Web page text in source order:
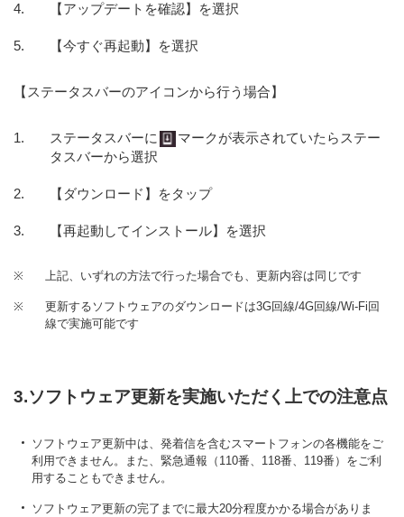
【アップデートを確認】を選択
【今すぐ再起動】を選択
【ステータスバーのアイコンから行う場合】
ステータスバーに
マークが表示されていたらステー
タスバーから選択
【ダウンロード】をタップ
【再起動してインストール】を選択
※ 上記、いずれの方法で行った場合でも、更新内容は同じです
※
更新するソフトウェアのダウンロードは3G回線/4G回線/Wi-Fi回
線で実施可能です
3.ソフトウェア更新を実施いただく上での注意点
ソフトウェア更新中は、発着信を含むスマートフォンの各機能をご
利用できません。また、緊急通報（110番、118番、119番）をご利
用することもできません。
ソフトウェア更新の完了までに最大20分程度かかる場合がありま